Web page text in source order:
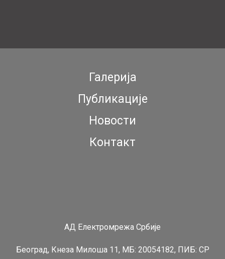
Галерија
Публикације
Новости
Контакт
АД Електромрежа Србије
Београд, Кнеза Милоша 11, МБ: 20054182, ПИБ: СР